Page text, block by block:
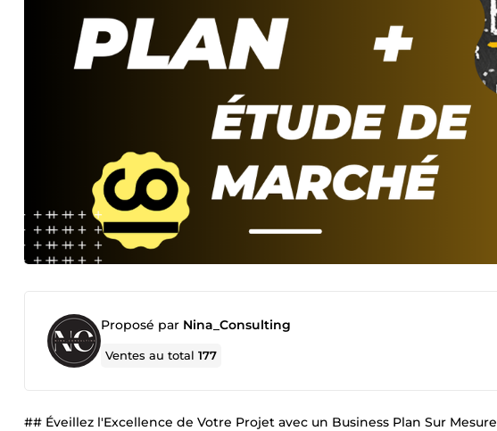
Proposé par Nina_Consulting
Ventes au total177
## Éveillez l'Excellence de Votre Projet avec un Business Plan Sur Mesure